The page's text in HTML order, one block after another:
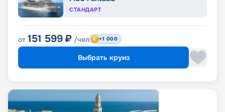
СТАНДАРТ
от 151 599 ₽ /чел +1 000
Выбрать круиз